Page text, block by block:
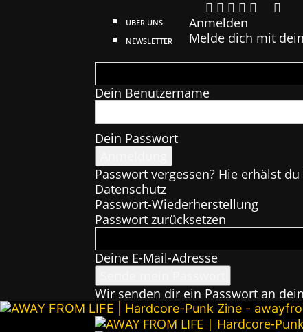
ÜBER UNS
NEWSLETTER
Anmelden
Melde dich mit
Dein Benutzername
Dein Passwort
Passwort vergessen? Hie erhälst
Datenschutz
Passwort-Wiederherstellung
Passwort zurücksetzen
Deine E-Mail-Adresse
Wir senden dir ein Passwort an